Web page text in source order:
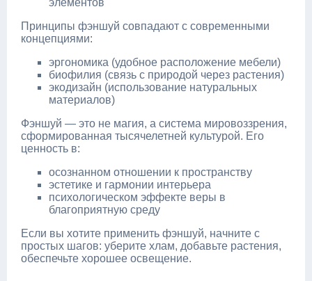
элементов
Принципы фэншуй совпадают с современными
концепциями:
эргономика (удобное расположение мебели)
биофилия (связь с природой через растения)
экодизайн (использование натуральных
материалов)
Фэншуй — это не магия, а система мировоззрения,
сформированная тысячелетней культурой. Его
ценность в:
осознанном отношении к пространству
эстетике и гармонии интерьера
психологическом эффекте веры в
благоприятную среду
Если вы хотите применить фэншуй, начните с
простых шагов: уберите хлам, добавьте растения,
обеспечьте хорошее освещение.